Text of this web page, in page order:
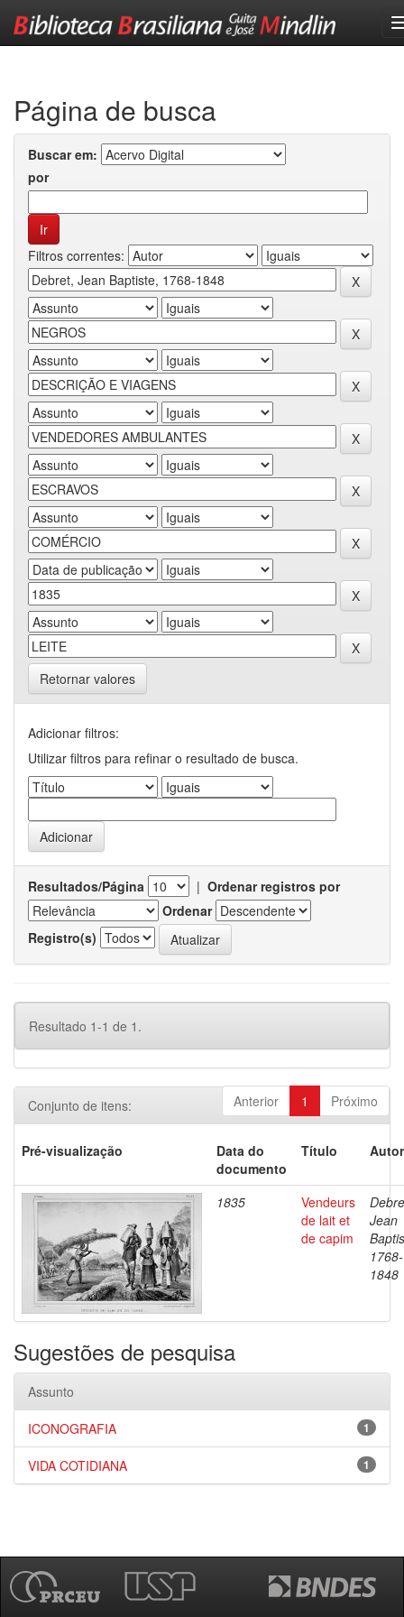
Página de busca
Buscar em:
por
Filtros correntes:
Retornar valores
Adicionar filtros:
Utilizar filtros para refinar o resultado de busca.
Resultados/Página | Ordenar registros por
Ordenar
Registro(s)
Resultado 1-1 de 1.
Anterior 1 Próximo
Conjunto de itens:
Pré-visualização
Data do
documento
Título
1835
Vendeurs
de lait et
de capim
Jean
1768-
1848
Sugestões de pesquisa
Assunto
1
ICONOGRAFIA
1
VIDA COTIDIANA